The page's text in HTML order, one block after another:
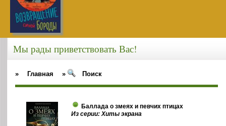
Мы рады приветствовать Вас!
» Главная » Поиск
Баллада о змеях и певчих птицах
Из серии: Хиты экрана